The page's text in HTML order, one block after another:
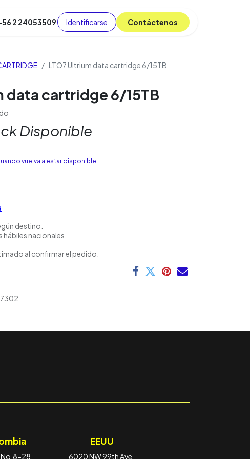
Tienda Cursos Blog
56 2 24053509 Identificarse C​​​​ont​​​​áct​​​​​​en​​​​​​os
LTO7 Ultrium data cartridge 6/15TB
data cartridge 6/15TB
Disponible
vuelva a estar disponible
destino.
nacionales.
al confirmar el pedido.
No.8-28,
EEUU
6020 NW 99th Ave